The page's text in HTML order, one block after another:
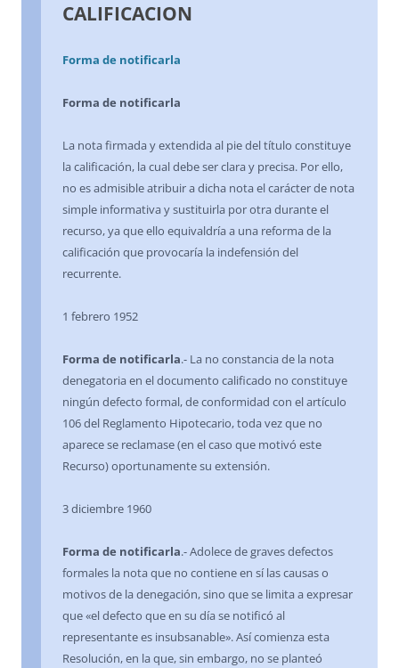
CALIFICACION
Forma de notificarla
Forma de notificarla
La nota firmada y extendida al pie del título constituye
la calificación, la cual debe ser clara y precisa. Por ello,
no es admisible atribuir a dicha nota el carácter de nota
simple informativa y sustituirla por otra durante el
recurso, ya que ello equivaldría a una reforma de la
calificación que provocaría la indefensión del
recurrente.
1 febrero 1952
Forma de notificarla.- La no constancia de la nota
denegatoria en el documento calificado no constituye
ningún defecto formal, de conformidad con el artículo
106 del Reglamento Hipotecario, toda vez que no
aparece se reclamase (en el caso que motivó este
Recurso) oportunamente su extensión.
3 diciembre 1960
Forma de notificarla.- Adolece de graves defectos
formales la nota que no contiene en sí las causas o
motivos de la denegación, sino que se limita a expresar
que «el defecto que en su día se notificó al
representante es insubsanable». Así comienza esta
Resolución, en la que, sin embargo, no se planteó